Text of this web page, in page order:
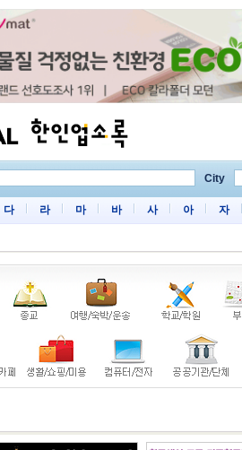
City
다 라 마 바 사 아 자